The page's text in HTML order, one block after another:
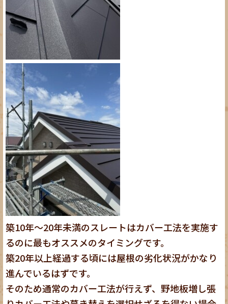
築10年～20年未満のスレートはカバー工法を実施す
るのに最もオススメのタイミングです。
築20年以上経過する頃には屋根の劣化状況がかなり
進んでいるはずです。
そのため通常のカバー工法が行えず、野地板増し張